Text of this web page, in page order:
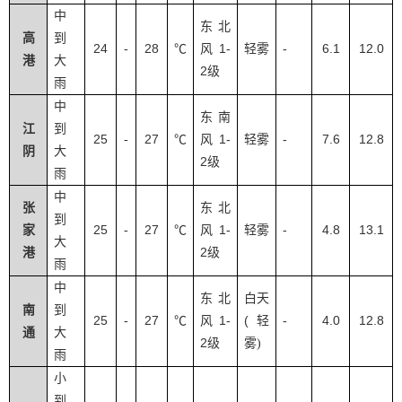
高
港
中
到
大
雨
24 - 28 ℃
东北
风 1-
2级
轻雾 - 6.1 12.0
江
阴
中
到
大
雨
25 - 27 ℃
东南
风 1-
2级
轻雾 - 7.6 12.8
张
家
港
中
到
大
雨
25 - 27 ℃
东北
风 1-
2级
轻雾 - 4.8 13.1
南
通
中
到
大
雨
25 - 27 ℃
东北
风 1-
2级
白天
( 轻
雾)
- 4.0 12.8
小